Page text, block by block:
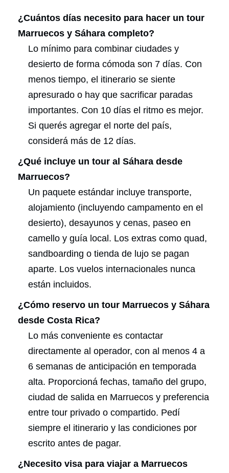
¿Cuántos días necesito para hacer un tour
Marruecos y Sáhara completo?
Lo mínimo para combinar ciudades y
desierto de forma cómoda son 7 días. Con
menos tiempo, el itinerario se siente
apresurado o hay que sacrificar paradas
importantes. Con 10 días el ritmo es mejor.
Si querés agregar el norte del país,
considerá más de 12 días.
¿Qué incluye un tour al Sáhara desde
Marruecos?
Un paquete estándar incluye transporte,
alojamiento (incluyendo campamento en el
desierto), desayunos y cenas, paseo en
camello y guía local. Los extras como quad,
sandboarding o tienda de lujo se pagan
aparte. Los vuelos internacionales nunca
están incluidos.
¿Cómo reservo un tour Marruecos y Sáhara
desde Costa Rica?
Lo más conveniente es contactar
directamente al operador, con al menos 4 a
6 semanas de anticipación en temporada
alta. Proporcioná fechas, tamaño del grupo,
ciudad de salida en Marruecos y preferencia
entre tour privado o compartido. Pedí
siempre el itinerario y las condiciones por
escrito antes de pagar.
¿Necesito visa para viajar a Marruecos